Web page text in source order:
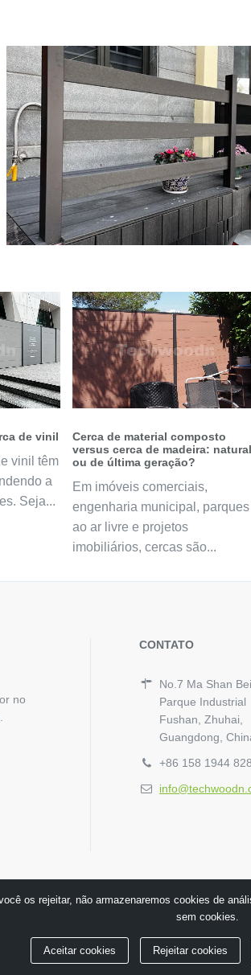
de vinil
vinil têm
a
Seja...
Cerca de material composto
versus cerca de madeira: natural
ou de última geração?
Em imóveis comerciais,
engenharia municipal, parques
ao ar livre e projetos
imobiliários, cercas são...
no
CONTATO
No.7 Ma Shan
Parque Industrial
Fushan, Zhuhai,
Guangdong,
+86 158 1944
os rejeitar, não armazenaremos cookies de
sem cookies.
Aceitar cookies Rejeitar cookies